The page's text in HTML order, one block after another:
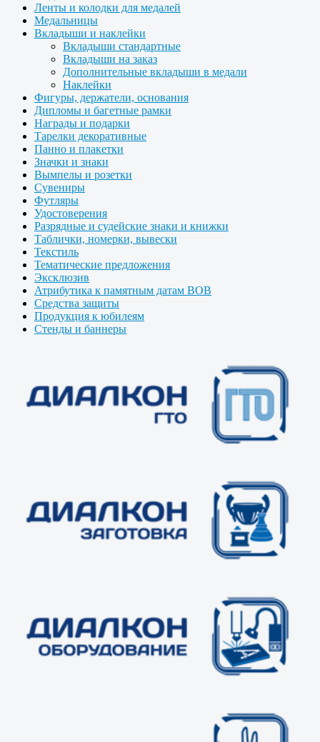
Ленты и колодки для медалей
Медальницы
Вкладыши и наклейки
Вкладыши стандартные
Вкладыши на заказ
Дополнительные вкладыши в медали
Наклейки
Фигуры, держатели, основания
Дипломы и багетные рамки
Награды и подарки
Тарелки декоративные
Панно и плакетки
Значки и знаки
Вымпелы и розетки
Сувениры
Футляры
Удостоверения
Разрядные и судейские знаки и книжки
Таблички, номерки, вывески
Текстиль
Тематические предложения
Эксклюзив
Атрибутика к памятным датам ВОВ
Средства защиты
Продукция к юбилеям
Стенды и баннеры